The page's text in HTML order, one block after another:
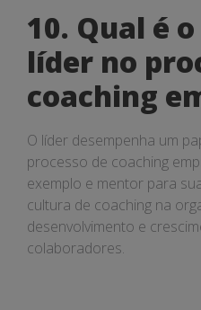
10. Qual é
líder no
coaching
O líder desempenha um
processo de coaching
exemplo e mentor para
cultura de coaching na
desenvolvimento e
colaboradores.